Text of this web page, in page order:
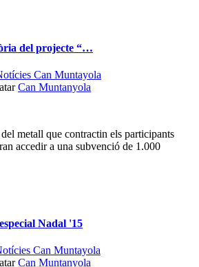
del projecte “…
Can Muntayola
Can Muntanyola
metall que contractin els participants
accedir a una subvenció de 1.000
Nadal '15
Can Muntayola
Can Muntanyola